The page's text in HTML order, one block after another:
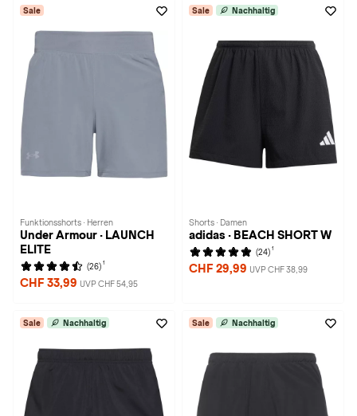
Sale
Funktionsshorts · Herren
Under Armour · LAUNCH
ELITE
(26) 1
CHF 33,99 UVP CHF 54,95
Sale Nachhaltig
Shorts · Damen
adidas · BEACH SHORT W
(24) 1
CHF 29,99 UVP CHF 38,99
Sale Nachhaltig Sale Nachhaltig